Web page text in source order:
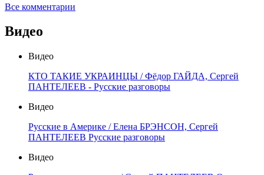
Все комментарии
Видео
Видео
КТО ТАКИЕ УКРАИНЦЫ / Фёдор ГАЙДА, Сергей
ПАНТЕЛЕЕВ - Русские разговоры
Видео
Русские в Америке / Елена БРЭНСОН, Сергей
ПАНТЕЛЕЕВ Русские разговоры
Видео